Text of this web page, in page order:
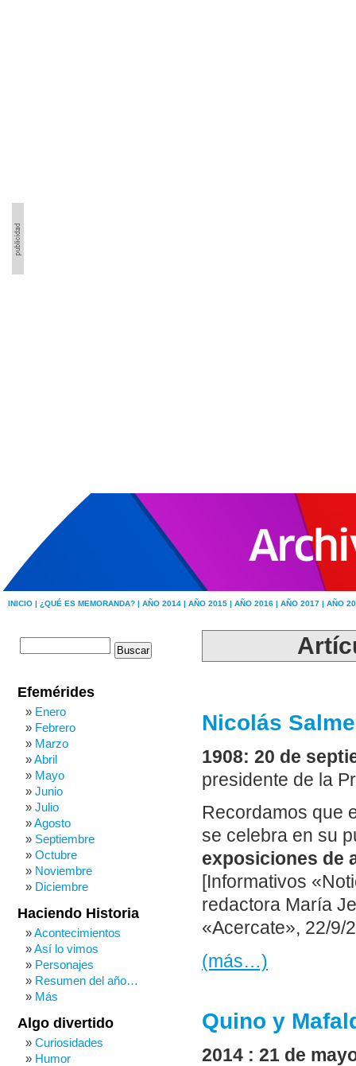
INICIO | ¿QUÉ ES MEMORANDA? | AÑO 2014 | AÑO 2015 | AÑO 2016 | AÑO 2017 | AÑO
Nicolás
1908: 20 de
presidente de la
Recordamos que
se celebra en su
exposiciones de
[Informativos
redactora María
«Acercate», 22/9/
(más…)
Quino y
2014 : 21 de
Efemérides
Enero
Febrero
Marzo
Abril
Mayo
Junio
Julio
Agosto
Septiembre
Octubre
Noviembre
Diciembre
Haciendo Historia
Acontecimientos
Así lo vimos
Personajes
Resumen del año…
Más
Algo divertido
Curiosidades
Humor